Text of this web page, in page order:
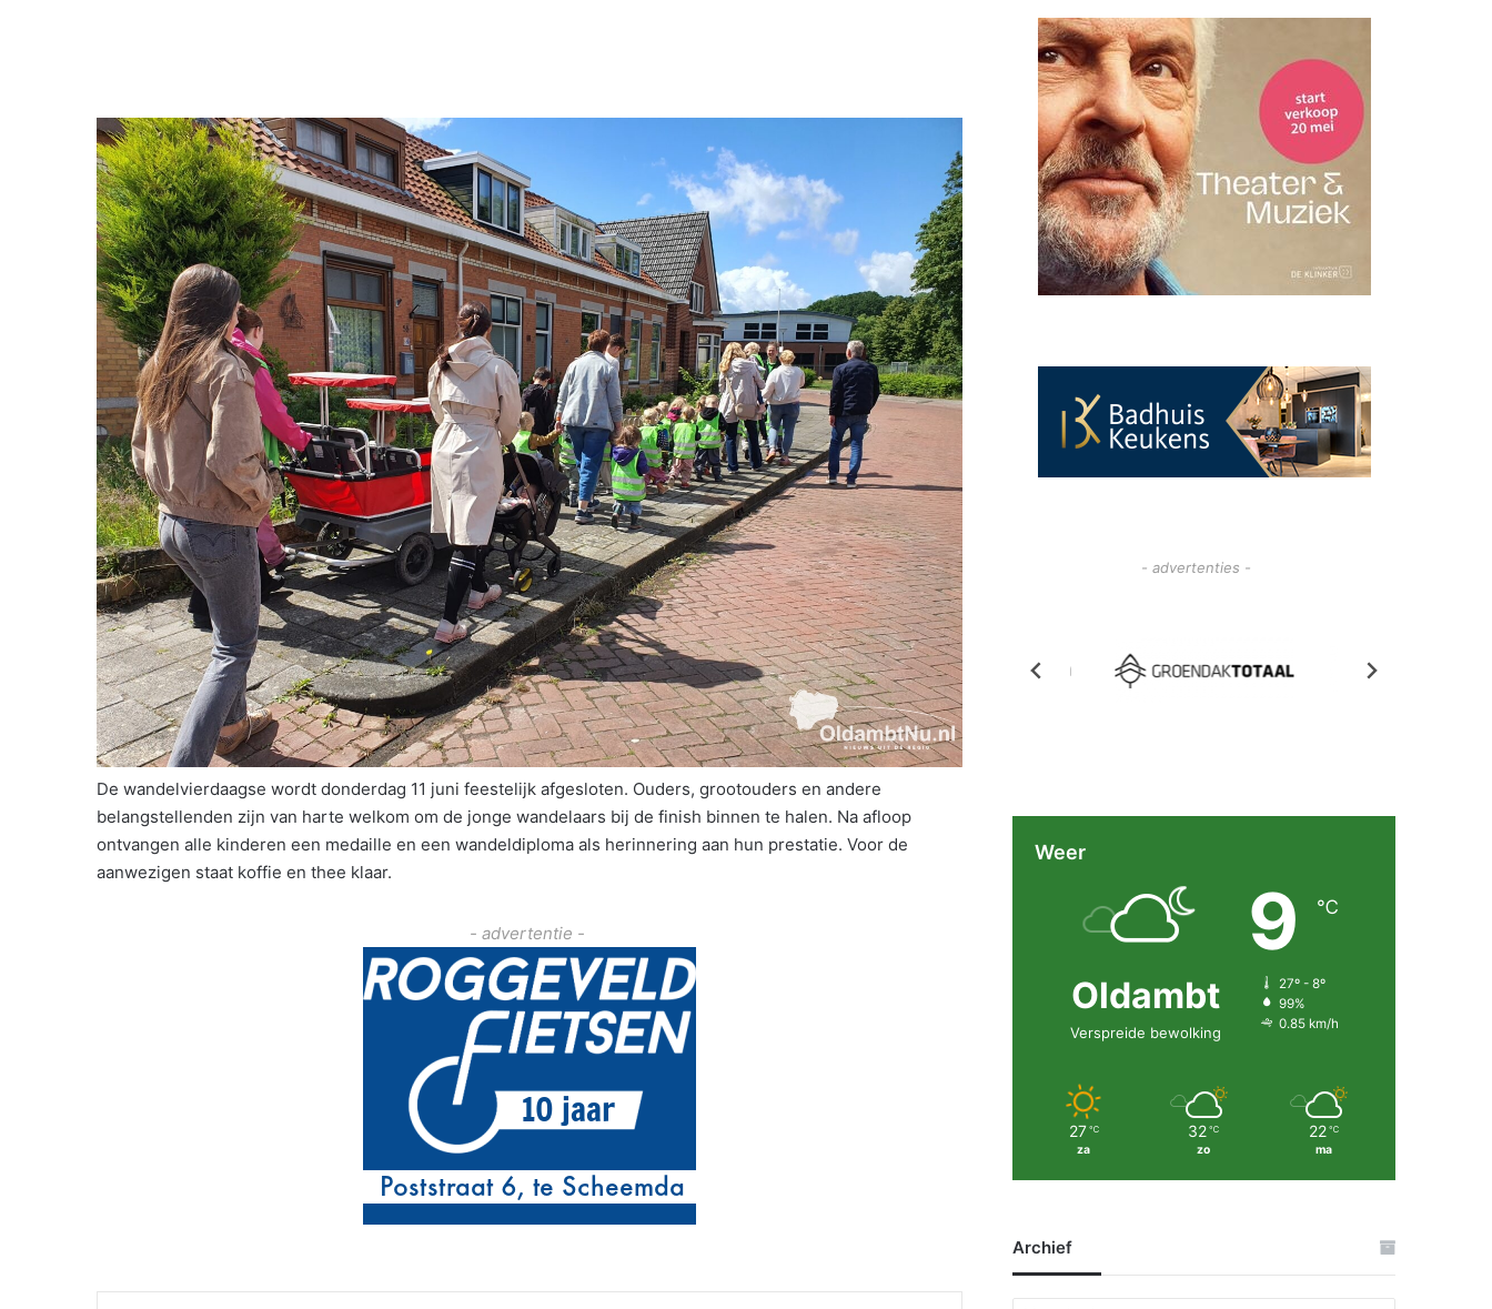
De wandelvierdaagse wordt donderdag 11 juni feestelijk afgesloten. Ouders, grootouders en andere
belangstellenden zijn van harte welkom om de jonge wandelaars bij de finish binnen te halen. Na afloop
ontvangen alle kinderen een medaille en een wandeldiploma als herinnering aan hun prestatie. Voor de
aanwezigen staat koffie en thee klaar.
- advertentie -
- advertenties -
Weer
Oldambt
Verspreide bewolking
9 ℃
27º - 8º
99%
0.85 km/h
27 ℃
za
32 ℃
zo
22 ℃
ma
Archief